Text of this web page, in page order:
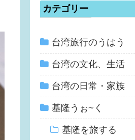
カテゴリー
台湾旅行のうはう
台湾の文化、生活
台湾の日常・家族
基隆うぉ~く
基隆を旅する